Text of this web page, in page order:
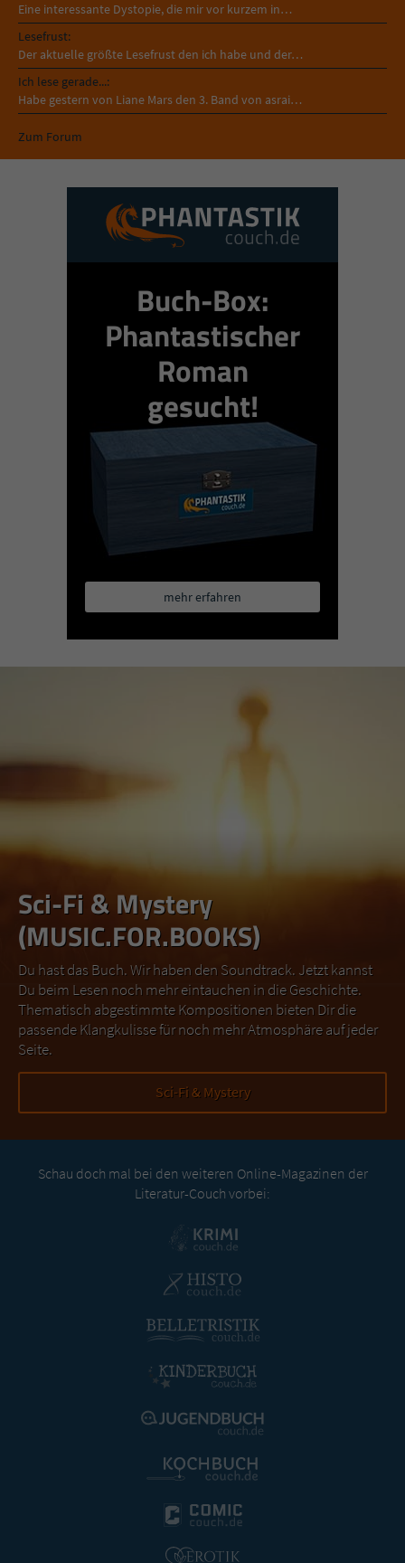
Eine interessante Dystopie, die mir vor kurzem in…
Lesefrust:
Der aktuelle größte Lesefrust den ich habe und der…
Ich lese gerade...:
Habe gestern von Liane Mars den 3. Band von asrai…
Zum Forum
Buch-Box:
Phantastischer
Roman
gesucht!
mehr erfahren
Sci-Fi & Mystery
(MUSIC.FOR.BOOKS)
Du hast das Buch. Wir haben den Soundtrack. Jetzt kannst
Du beim Lesen noch mehr eintauchen in die Geschichte.
Thematisch abgestimmte Kompositionen bieten Dir die
passende Klangkulisse für noch mehr Atmosphäre auf jeder
Seite.
Sci-Fi & Mystery
Schau doch mal bei den weiteren Online-Magazinen der
Literatur-Couch vorbei: